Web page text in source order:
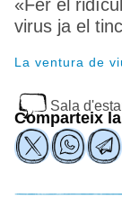
«Fer el
virus ja el
La ventura de
Sala
Comparteix